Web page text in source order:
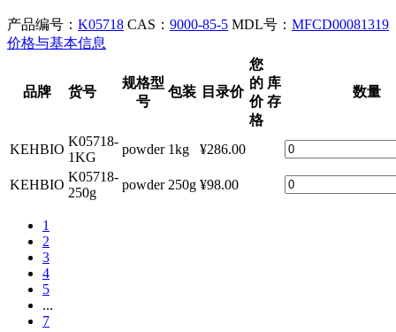
产品编号：
价格与基本信息
品牌 货号
规格型
号
包装 目录价
您
的
价
格
库
存
数量
1KG
K05718-
250g
2
3
4
5
...
7